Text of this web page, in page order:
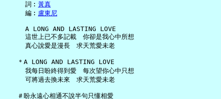
     詞︰
黃真
     編︰
盧東尼
     A LONG AND LASTING LOVE
     這世上已不多記載　你卻是我心中所想
     真心說愛是漫長　求天荒愛未老
   ＊A LONG AND LASTING LOVE
     我每日盼終得到愛　每次望你心中只想
     可將過去換未來　求天荒愛未老
   ＃盼永遠心相通不說半句只懂相愛